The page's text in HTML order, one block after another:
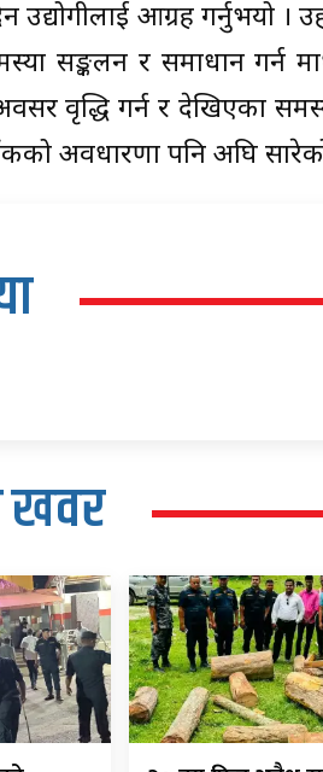
उद्योगीलाई आग्रह गर्नुभयो
सङ्कलन र समाधान गर्न
वृद्धि गर्न र देखिएका
अवधारणा पनि अघि सारेको
खवर